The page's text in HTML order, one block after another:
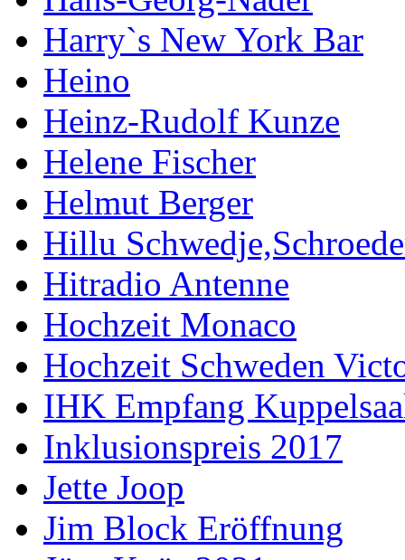
Harry`s New York Bar
Heino
Heinz-Rudolf Kunze
Helene Fischer
Helmut Berger
Hillu
Hitradio Antenne
Hochzeit Monaco
Hochzeit Schweden
IHK Empfang
Inklusionspreis 2017
Jette Joop
Jim Block Eröffnung